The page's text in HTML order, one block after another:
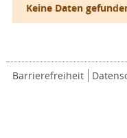
Keine Daten
Barrierefreiheit